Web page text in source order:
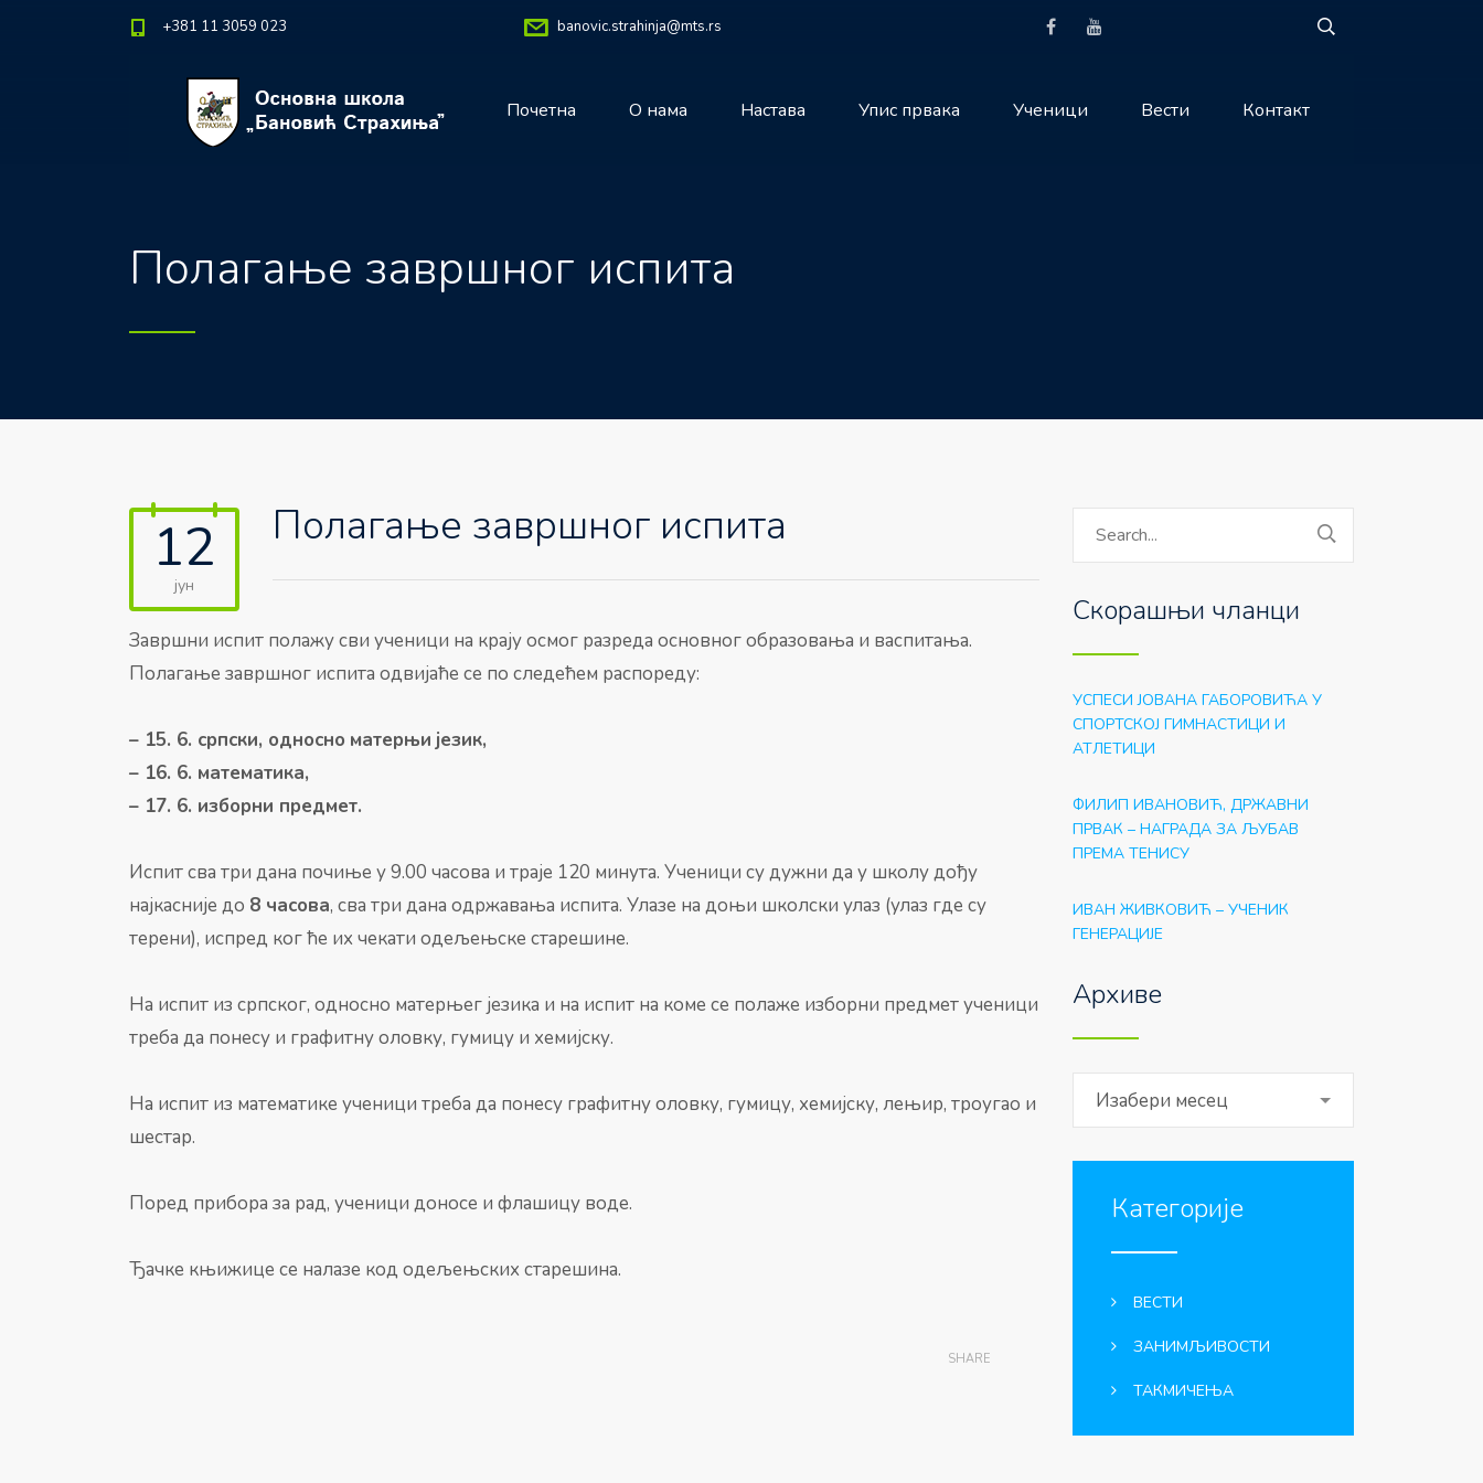
+381 11 3059 023 banovic.strahinja@mts.rs
Почетна О нама Настава Упис првака Ученици Вести Контакт
Полагање завршног испита
12
јун
Полагање завршног испита
Завршни испит полажу сви ученици на крају осмог разреда основног образовања и васпитања.
Полагање завршног испита одвијаће се по следећем распореду:
– 15. 6. српски, односно матерњи језик,
– 16. 6. математика,
– 17. 6. изборни предмет.
Испит сва три дана почиње у 9.00 часова и траје 120 минута. Ученици су дужни да у школу дођу
најкасније до 8 часова, сва три дана одржавања испита. Улазе на доњи школски улаз (улаз где су
терени), испред ког ће их чекати одељењске старешине.
На испит из српског, односно матерњег језика и на испит на коме се полаже изборни предмет ученици
треба да понесу и графитну оловку, гумицу и хемијску.
На испит из математике ученици треба да понесу графитну оловку, гумицу, хемијску, лењир, троугао и
шестар.
Поред прибора за рад, ученици доносе и флашицу воде.
Ђачке књижице се налазе код одељењских старешина.
SHARE
Скорашњи чланци
УСПЕСИ ЈОВАНА ГАБОРОВИЋА У
СПОРТСКОЈ ГИМНАСТИЦИ И
АТЛЕТИЦИ
ФИЛИП ИВАНОВИЋ, ДРЖАВНИ
ПРВАК – НАГРАДА ЗА ЉУБАВ
ПРЕМА ТЕНИСУ
ИВАН ЖИВКОВИЋ – УЧЕНИК
ГЕНЕРАЦИЈЕ
Архиве
Архиве
Изабери месец
Категорије
ВЕСТИ
ЗАНИМЉИВОСТИ
ТАКМИЧЕЊА